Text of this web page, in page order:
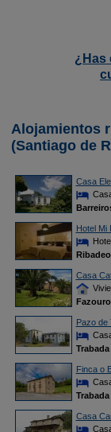
¿Has
Alojamientos
(Santiago de
Casa
Hotel Mi
Ribadeo
Casa
Pazo de
Trabada
Finca o
Trabada
Casa